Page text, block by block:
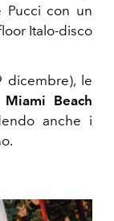
Pucci con un
Italo-disco
dicembre), le
Miami Beach
anche i